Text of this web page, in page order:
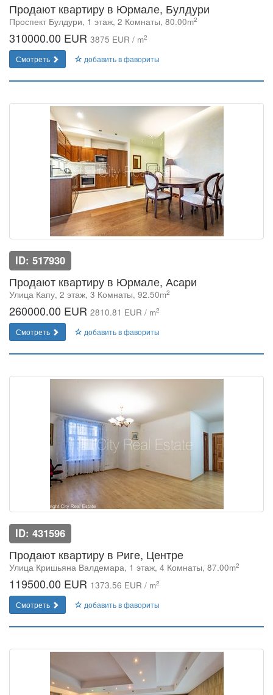
Продают квартиру в Юрмале, Булдури
Проспект Булдури, 1 этаж, 2 Комнаты, 80.00m2
310000.00 EUR 3875 EUR / m2
Смотреть добавить в фавориты
ID: 517930
Продают квартиру в Юрмале, Асари
Улица Капу, 2 этаж, 3 Комнаты, 92.50m2
260000.00 EUR 2810.81 EUR / m2
Смотреть добавить в фавориты
ID: 431596
Продают квартиру в Риге, Центре
Улица Кришьяна Валдемара, 1 этаж, 4 Комнаты, 87.00m2
119500.00 EUR 1373.56 EUR / m2
Смотреть добавить в фавориты